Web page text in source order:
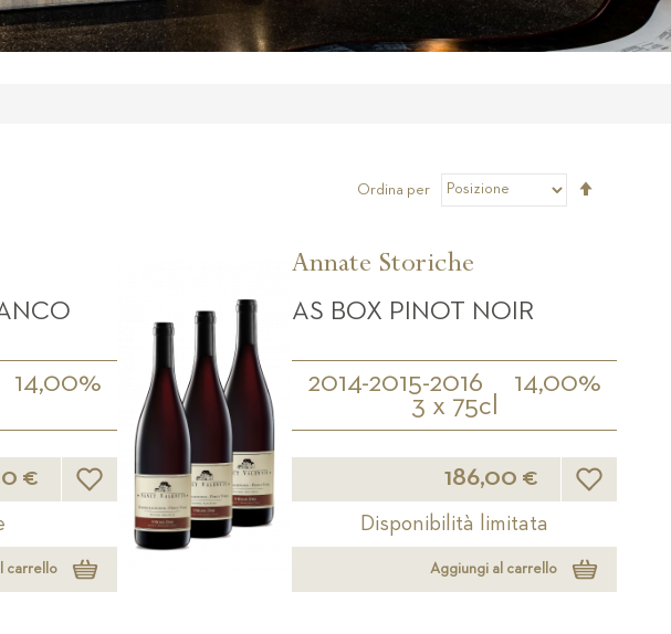
Ordina per
14,00%
€
carrello
Annate Storiche
AS BOX PINOT NOIR
2014-2015-2016
14,00%
3 x 75cl
186,00 €
Disponibilità limitata
Aggiungi al carrello